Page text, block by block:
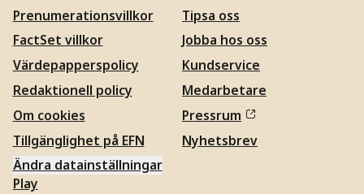
Prenumerationsvillkor
FactSet villkor
Värdepapperspolicy
Redaktionell policy
Om cookies
Tillgänglighet på EFN
Ändra datainställningar
Tipsa oss
Jobba hos oss
Kundservice
Medarbetare
Pressrum
Nyhetsbrev
Play